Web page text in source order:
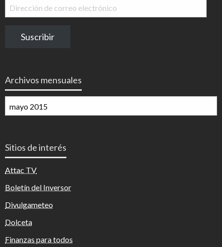
Dirección
de
electrónico
Suscribir
Archivos mensuales
mensuales
Sitios de interés
Attac TV
Boletín del Inversor
Divulgameteo
Dolceta
Finanzas para todos